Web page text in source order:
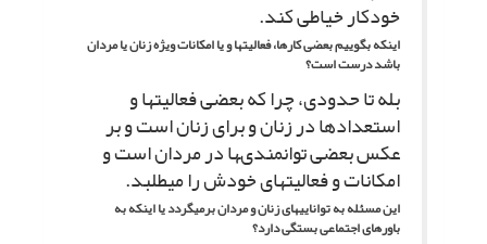
خودکار خیاطى کند.
اینکه بگوییم بعضى کارها، فعالیت‏ها و یا امکانات ویژه زنان یا مردان
باشد درست است؟
بله تا حدودى، چرا که بعضى فعالیت‏ها و
استعدادها در زنان و براى زنان است و بر
عکس بعضى توانمندى‏ها در مردان است و
امکانات و فعالیت‏هاى خودش را مى‏طلبد.
این مسئله به توانایى‏هاى زنان و مردان برمى‏گردد یا اینکه به
باورهاى اجتماعى بستگى دارد؟